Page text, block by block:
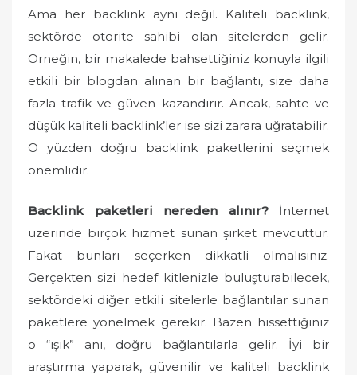
Ama her backlink aynı değil. Kaliteli backlink,
sektörde otorite sahibi olan sitelerden gelir.
Örneğin, bir makalede bahsettiğiniz konuyla ilgili
etkili bir blogdan alınan bir bağlantı, size daha
fazla trafik ve güven kazandırır. Ancak, sahte ve
düşük kaliteli backlink’ler ise sizi zarara uğratabilir.
O yüzden doğru backlink paketlerini seçmek
önemlidir.
Backlink paketleri nereden alınır?İnternet
üzerinde birçok hizmet sunan şirket mevcuttur.
Fakat bunları seçerken dikkatli olmalısınız.
Gerçekten sizi hedef kitlenizle buluşturabilecek,
sektördeki diğer etkili sitelerle bağlantılar sunan
paketlere yönelmek gerekir. Bazen hissettiğiniz
o “ışık” anı, doğru bağlantılarla gelir. İyi bir
araştırma yaparak, güvenilir ve kaliteli backlink